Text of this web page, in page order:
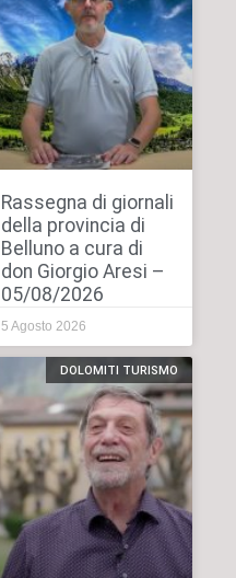
Rassegna di giornali
della provincia di
Belluno a cura di
don Giorgio Aresi –
05/08/2026
5 Agosto 2026
DOLOMITI TURISMO